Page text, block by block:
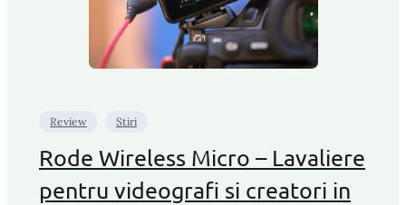
Review Stiri
Rode Wireless Micro – Lavaliere
pentru videografi si creatori in